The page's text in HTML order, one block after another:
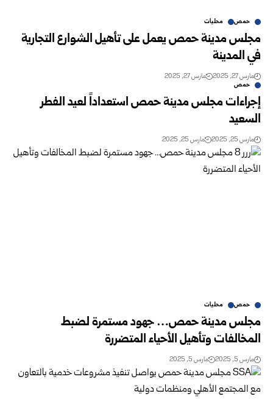
حمص محليات
مجلس مدينة حمص يعمل على تأهيل الشوارع التجارية
في المدينة
مارس 27, 2025 مارس 27, 2025
حمص
إجراءات مجلس مدينة حمص استعداداً لعيد الفطر
السعيد
مارس 25, 2025 مارس 25, 2025
حمص محليات
مجلس مدينة حمص… جهود مستمرة لضبط
المخالفات وتأهيل الأحياء المتضررة
مارس 5, 2025 مارس 5, 2025